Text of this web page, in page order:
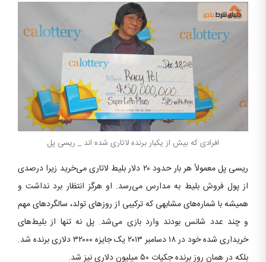
افرادی که بیش از یکبار برنده لاتاری شده اند _ ریسی پل
ریسی پل معمولاً هر بار حدود ۲۰ دلار بلیط لاتاری می‌خرید زیرا درصدی
از پول فروش بلیط به مدارس می‌رسد. او هرگز انتظار برد نداشت و
همیشه با شماره‌های مشابهی که ترکیبی از روزهای تولد، سالگردهای مهم
و چند عدد شانس بودند وارد بازی می‌شد. پل نه تنها از بلیط‌های
خریداری شده خود در ۱۸ دسامبر ۲۰۱۳ یک جایزه ۳۲۰۰۰ دلاری برنده شد.
بلکه در همان روز برنده جکپات ۵۰ میلیون دلاری نیز شد.